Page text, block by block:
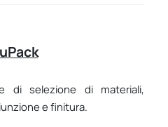
di selezione di materiali,
e finitura.